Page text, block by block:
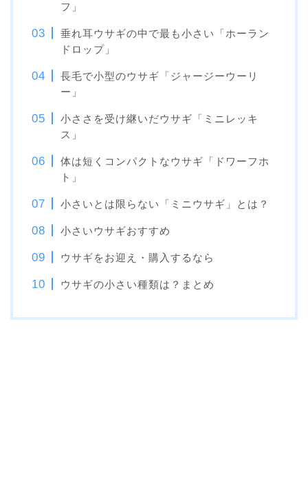
フ」
垂れ耳ウサギの中で最も小さい「ホーラン
ドロップ」
長毛で小型のウサギ「ジャージーウーリ
ー」
小ささを受け継いだウサギ「ミニレッキ
ス」
体は短くコンパクトなウサギ「ドワーフホ
ト」
小さいとは限らない「ミニウサギ」とは？
小さいウサギおすすめ
ウサギをお迎え・購入するなら
ウサギの小さい種類は？まとめ